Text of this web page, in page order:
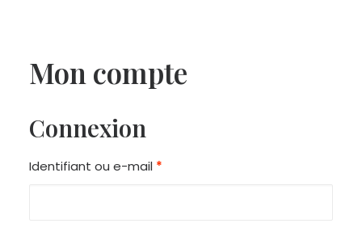
Mon compte
Connexion
Identifiant ou e-mail *